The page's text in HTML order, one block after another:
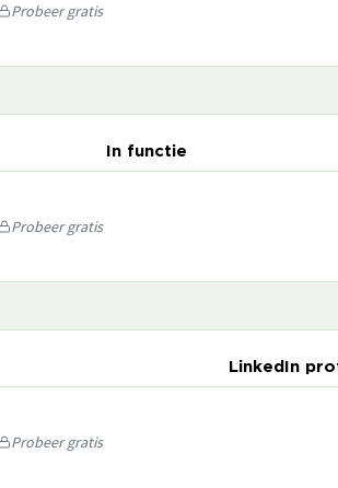
Probeer gratis
In functie
Probeer gratis
LinkedIn
Probeer gratis